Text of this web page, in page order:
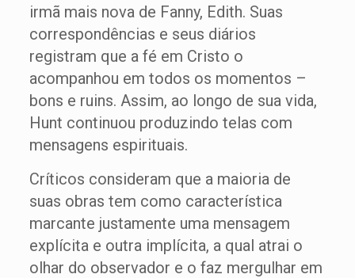
irmã mais nova de Fanny, Edith. Suas
correspondências e seus diários
registram que a fé em Cristo o
acompanhou em todos os momentos –
bons e ruins. Assim, ao longo de sua vida,
Hunt continuou produzindo telas com
mensagens espirituais.
Críticos consideram que a maioria de
suas obras tem como característica
marcante justamente uma mensagem
explícita e outra implícita, a qual atrai o
olhar do observador e o faz mergulhar em